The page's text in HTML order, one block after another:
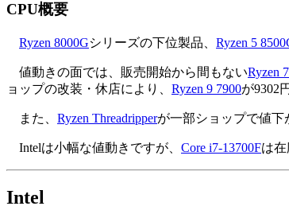
CPU概要
Ryzen 8000Gシリーズの下位製品、 Ryzen 5
値動きの面では、販売開始から間もないRyzen
ョップの改装・休店により、 Ryzen 9 7900が9302
また、 Ryzen Threadripperが一部ショップで値下
Intelは小幅な値動きですが、 Core i7-13700Fは
Intel